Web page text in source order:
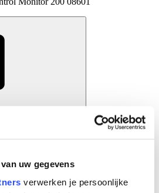
uw gegevens
verwerken je persoonlijke